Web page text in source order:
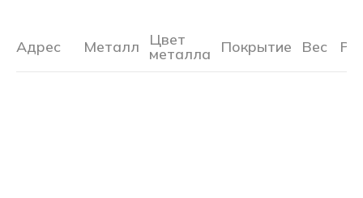
Адрес Металл Цвет
металла Покрытие Вес